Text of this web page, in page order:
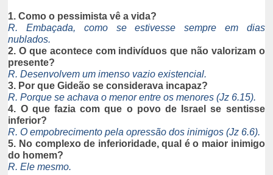
1. Como o pessimista vê a vida?
R. Embaçada, como se estivesse sempre em dias
nublados.
2. O que acontece com indivíduos que não valorizam o
presente?
R. Desenvolvem um imenso vazio existencial.
3. Por que Gideão se considerava incapaz?
R. Porque se achava o menor entre os menores (Jz 6.15).
4. O que fazia com que o povo de Israel se sentisse
inferior?
R. O empobrecimento pela opressão dos inimigos (Jz 6.6).
5. No complexo de inferioridade, qual é o maior inimigo
do homem?
R. Ele mesmo.